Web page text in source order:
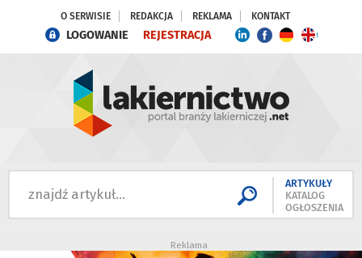
O SERWISIE REDAKCJA REKLAMA KONTAKT
LOGOWANIE REJESTRACJA
ARTYKUŁY
KATALOG
OGŁOSZENIA
Reklama